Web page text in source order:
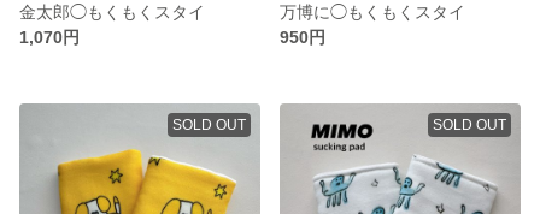
金太郎◯もくもくスタイ
1,070円
万博に◯もくもくスタイ
950円
SOLD OUT SOLD OUT